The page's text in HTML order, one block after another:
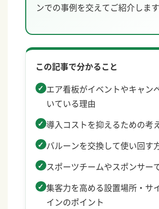
ンでの事例を交えてご紹介します
この記事で分かること
エア看板がイベントやキャン
いている理由
導入コストを抑えるための考
バルーンを交換して使い回す
スポーツチームやスポンサー
集客力を高める設置場所・サ
インのポイント